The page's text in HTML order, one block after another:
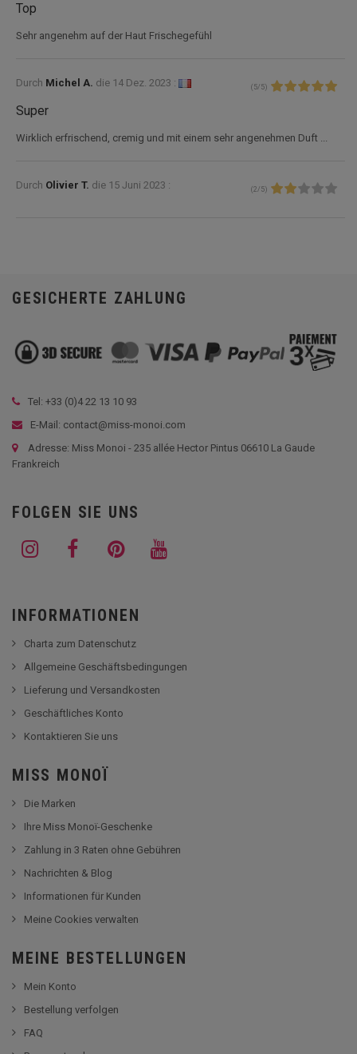
Top
Sehr angenehm auf der Haut Frischegefühl
Durch Michel A. die 14 Dez. 2023 : ( 5/ 5)
Super
Wirklich erfrischend, cremig und mit einem sehr angenehmen Duft ...
Durch Olivier T. die 15 Juni 2023 : (2/ 5)
GESICHERTE ZAHLUNG
Tel: +33 (0)4 22 13 10 93
E-Mail: contact@miss-monoi.com
Adresse: Miss Monoi - 235 allée Hector Pintus 06610 La Gaude
Frankreich
FOLGEN SIE UNS
INFORMATIONEN
Charta zum Datenschutz
Allgemeine Geschäftsbedingungen
Lieferung und Versandkosten
Geschäftliches Konto
Kontaktieren Sie uns
MISS MONOÏ
Die Marken
Ihre Miss Monoï-Geschenke
Zahlung in 3 Raten ohne Gebühren
Nachrichten & Blog
Informationen für Kunden
Meine Cookies verwalten
MEINE BESTELLUNGEN
Mein Konto
Bestellung verfolgen
FAQ